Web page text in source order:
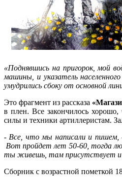
«Поднявшись на пригорок, мой
машины, и указатель
умудрились сбоку от основной
Это фрагмент из рассказа
в плен. Все закончилось
силы и техники артиллеристам.
- Все, что мы написали и пишем,
Вот пройдет лет 50-60, тогда
ты живешь, там присутствует и
Сборник с возрастной пометкой